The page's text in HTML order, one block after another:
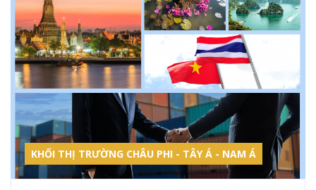
KHỐI THỊ TRƯỜNG CHÂU PHI - TÂY Á - NAM Á